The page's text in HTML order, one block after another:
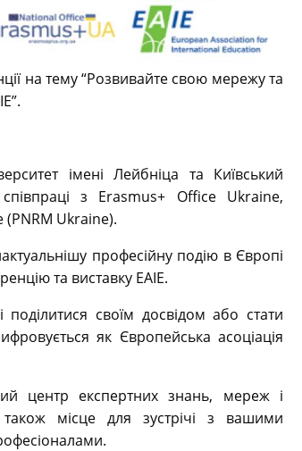
на тему “Розвивайте свою мережу та
імені Лейбніца та Київський
з Erasmus+ Office Ukraine,
Ukraine).
професійну подію в Європі
та виставку EAIE.
своїм досвідом або стати
як Європейська асоціація
центр експертних знань, мереж і
також місце для зустрічі з вашими